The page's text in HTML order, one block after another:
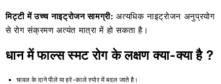
मिट्टी में उच्च नाइट्रोजन सामग्री: अत्यधिक नाइट्रोजन अनुप्रयोग
से रोग संक्रमण अत्यंत मात्रा में हो सकता है।
धान में फाल्स स्मट रोग के लक्षण क्या-क्या है ?
चावल के दाने पीले या हरे-काले स्पोर में बदल जाते है।